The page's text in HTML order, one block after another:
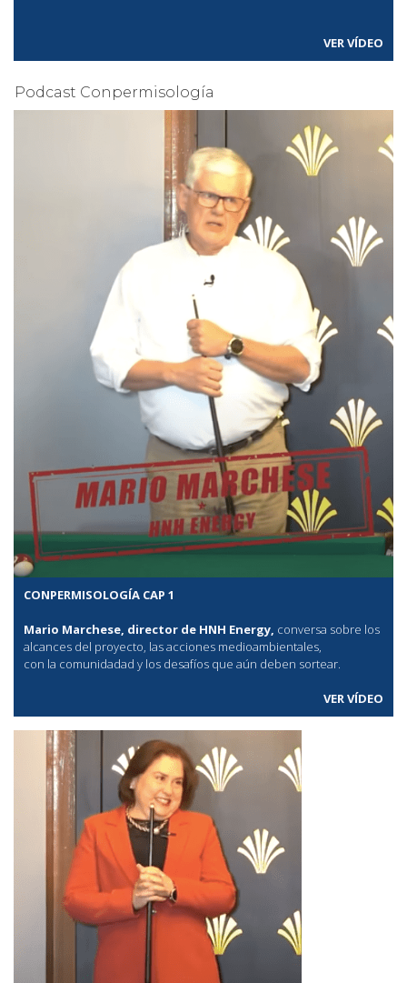
VER VÍDEO
Podcast Conpermisología
CONPERMISOLOGÍA CAP 1
Mario Marchese, director de HNH Energy, conversa sobre los
alcances del proyecto, las acciones medioambientales,
con la comunidadad y los desafíos que aún deben sortear.
VER VÍDEO